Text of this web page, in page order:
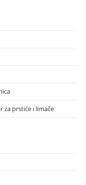
za prstiće i limače